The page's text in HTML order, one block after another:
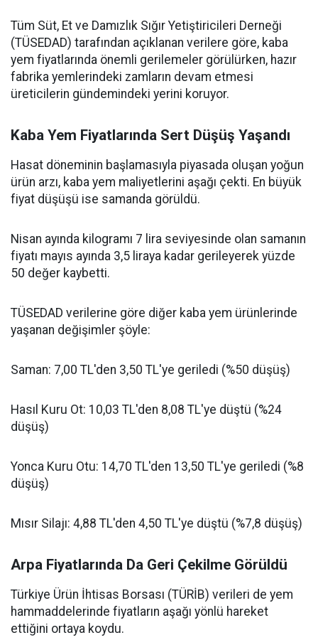
Tüm Süt, Et ve Damızlık Sığır Yetiştiricileri Derneği
(TÜSEDAD) tarafından açıklanan verilere göre, kaba
yem fiyatlarında önemli gerilemeler görülürken, hazır
fabrika yemlerindeki zamların devam etmesi
üreticilerin gündemindeki yerini koruyor.
Kaba Yem Fiyatlarında Sert Düşüş Yaşandı
Hasat döneminin başlamasıyla piyasada oluşan yoğun
ürün arzı, kaba yem maliyetlerini aşağı çekti. En büyük
fiyat düşüşü ise samanda görüldü.
Nisan ayında kilogramı 7 lira seviyesinde olan samanın
fiyatı mayıs ayında 3,5 liraya kadar gerileyerek yüzde
50 değer kaybetti.
TÜSEDAD verilerine göre diğer kaba yem ürünlerinde
yaşanan değişimler şöyle:
Saman: 7,00 TL'den 3,50 TL'ye geriledi (%50 düşüş)
Hasıl Kuru Ot: 10,03 TL'den 8,08 TL'ye düştü (%24
düşüş)
Yonca Kuru Otu: 14,70 TL'den 13,50 TL'ye geriledi (%8
düşüş)
Mısır Silajı: 4,88 TL'den 4,50 TL'ye düştü (%7,8 düşüş)
Arpa Fiyatlarında Da Geri Çekilme Görüldü
Türkiye Ürün İhtisas Borsası (TÜRİB) verileri de yem
hammaddelerinde fiyatların aşağı yönlü hareket
ettiğini ortaya koydu.